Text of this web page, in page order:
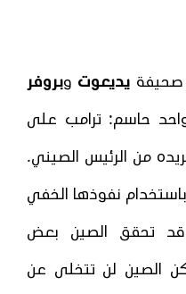
يديعوت وبروفر
حاسم: ترامب على
من الرئيس الصيني.
نفوذها الخفي
وقد تحقق الصين بعض
الصين لن تتخلى عن